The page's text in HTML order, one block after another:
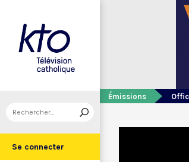
Se connecter
Émissions